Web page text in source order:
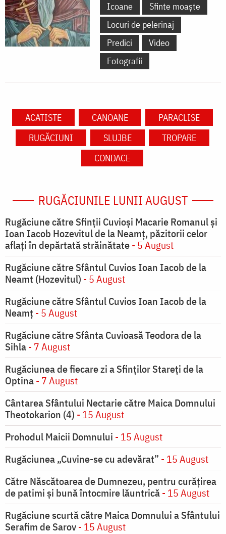
Icoane
Sfinte moaște
Locuri de pelerinaj
Predici
Video
Fotografii
ACATISTE CANOANE
PARACLISE
RUGĂCIUNI
SLUJBE
TROPARE
CONDACE
RUGĂCIUNILE LUNII AUGUST
Rugăciune către Sfinții Cuvioși Macarie Romanul și
Ioan Iacob Hozevitul de la Neamț, păzitorii celor
aflați în depărtată străinătate- 5 August
Rugăciune către Sfântul Cuvios Ioan Iacob de la
Neamt (Hozevitul) - 5 August
Rugăciune către Sfântul Cuvios Ioan Iacob de la
Neamț - 5 August
Rugăciune către Sfânta Cuvioasă Teodora de la
Sihla- 7 August
Rugăciunea de fiecare zi a Sfinților Stareți de la
Optina- 7 August
Cântarea Sfântului Nectarie către Maica Domnului
Theotokarion (4) - 15 August
Prohodul Maicii Domnului - 15 August
Rugăciunea „Cuvine-se cu adevărat” - 15 August
Către Născătoarea de Dumnezeu, pentru curățirea
de patimi și bună întocmire lăuntrică- 15 August
Rugăciune scurtă către Maica Domnului a Sfântului
Serafim de Sarov- 15 August